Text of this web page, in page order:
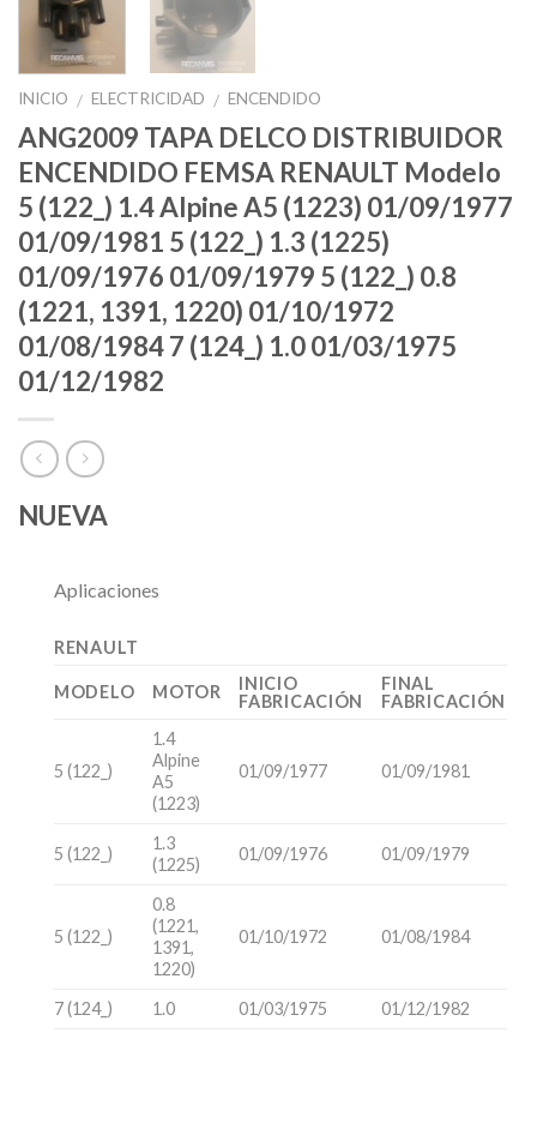
INICIO / ELECTRICIDAD / ENCENDIDO
ANG2009 TAPA DELCO DISTRIBUIDOR
ENCENDIDO FEMSA RENAULT Modelo
5 (122_) 1.4 Alpine A5 (1223) 01/09/1977
01/09/1981 5 (122_) 1.3 (1225)
01/09/1976 01/09/1979 5 (122_) 0.8
(1221, 1391, 1220) 01/10/1972
01/08/1984 7 (124_) 1.0 01/03/1975
01/12/1982
NUEVA
Aplicaciones
RENAULT
MODELO MOTOR
INICIO
FABRICACIÓN
FINAL
FABRICACIÓN
5 (122_)
1.4
Alpine
A5
(1223)
01/09/1977 01/09/1981
5 (122_)
1.3
(1225)
01/09/1976 01/09/1979
5 (122_)
0.8
(1221,
1391,
1220)
01/10/1972 01/08/1984
7 (124_) 1.0 01/03/1975 01/12/1982